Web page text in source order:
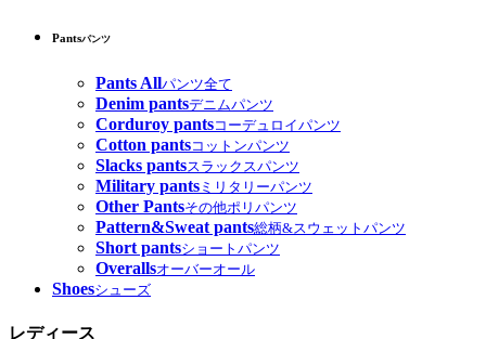
Pantsパンツ
Pants Allパンツ全て
Denim pantsデニムパンツ
Corduroy pantsコーデュロイパンツ
Cotton pantsコットンパンツ
Slacks pantsスラックスパンツ
Military pants ミリタリーパンツ
Other Pantsその他ポリパンツ
Pattern&Sweat pants総柄&スウェットパンツ
Short pantsショートパンツ
Overallsオーバーオール
Shoesシューズ
レディース